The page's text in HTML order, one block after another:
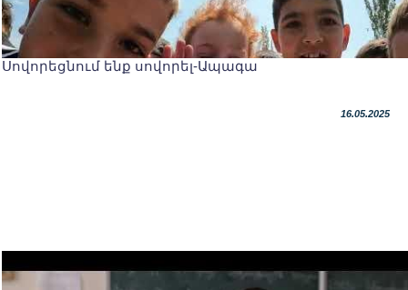
Սովորեցնում ենք սովորել-Ապագա
16.05.2025